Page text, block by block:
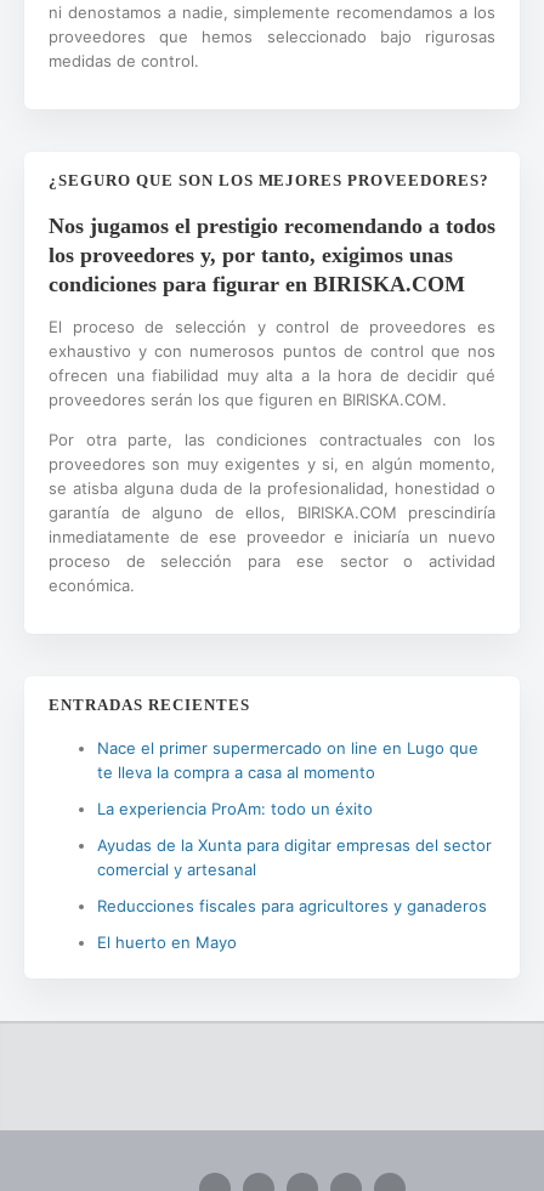
ni denostamos a nadie, simplemente recomendamos a los
proveedores que hemos seleccionado bajo rigurosas
medidas de control.
¿SEGURO QUE SON LOS MEJORES PROVEEDORES?
Nos jugamos el prestigio recomendando a todos
los proveedores y, por tanto, exigimos unas
condiciones para figurar en BIRISKA.COM
El proceso de selección y control de proveedores es
exhaustivo y con numerosos puntos de control que nos
ofrecen una fiabilidad muy alta a la hora de decidir qué
proveedores serán los que figuren en BIRISKA.COM.
Por otra parte, las condiciones contractuales con los
proveedores son muy exigentes y si, en algún momento,
se atisba alguna duda de la profesionalidad, honestidad o
garantía de alguno de ellos, BIRISKA.COM prescindiría
inmediatamente de ese proveedor e iniciaría un nuevo
proceso de selección para ese sector o actividad
económica.
ENTRADAS RECIENTES
Nace el primer supermercado on line en Lugo que
te lleva la compra a casa al momento
La experiencia ProAm: todo un éxito
Ayudas de la Xunta para digitar empresas del sector
comercial y artesanal
Reducciones fiscales para agricultores y ganaderos
El huerto en Mayo